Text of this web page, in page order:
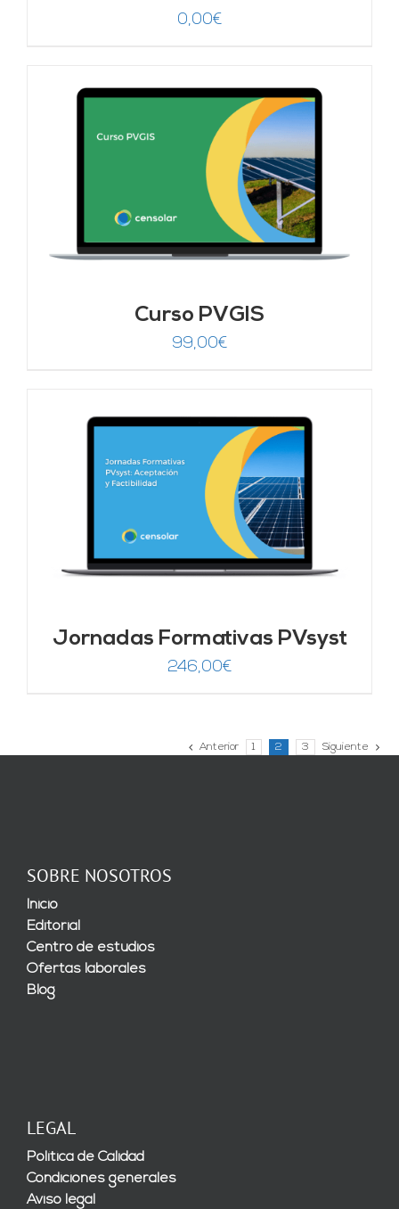
0,00€
Curso PVGIS
99,00€
Jornadas Formativas PVsyst
246,00€
Anterior 1 2 3 Siguiente
SOBRE NOSOTROS
Inicio
Editorial
Centro de estudios
Ofertas laborales
Blog
LEGAL
Política de Calidad
Condiciones generales
Aviso legal